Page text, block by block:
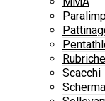
Rubriche
Scacchi
Scherma